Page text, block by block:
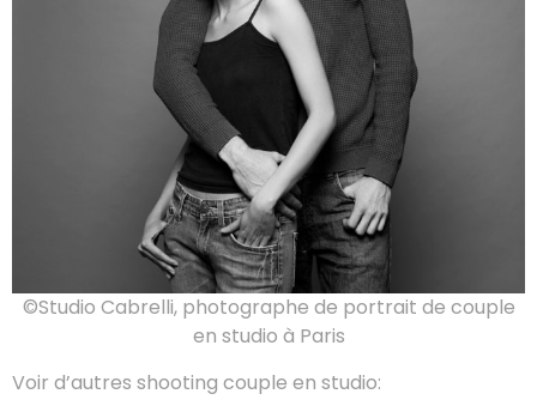
©Studio Cabrelli, photographe de portrait de couple
en studio à Paris
Voir d’autres shooting couple en studio: